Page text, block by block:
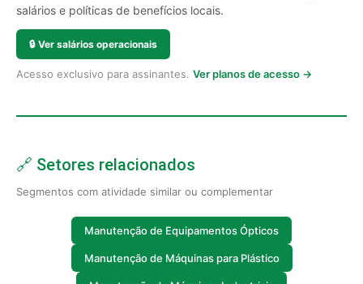
salários e políticas de benefícios locais.
🔒 Ver salários operacionais
Acesso exclusivo para assinantes. Ver planos de acesso →
🔗 Setores relacionados
Segmentos com atividade similar ou complementar
Manutenção de Equipamentos Ópticos
Manutenção de Máquinas para Plástico